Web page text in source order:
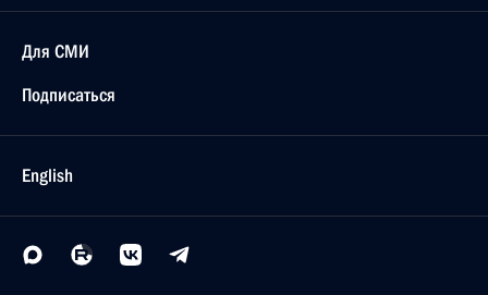
Для СМИ
Подписаться
English